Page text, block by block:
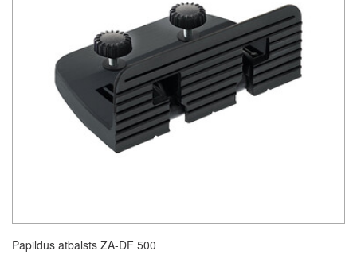
Papildus atbalsts ZA-DF 500